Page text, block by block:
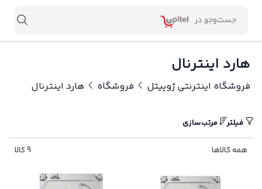
هارد اینترنال
فروشگاه اینترنتی ژوپیتل فروشگاه هارد اینترنال
فیلتر مرتب‌سازی
همه کالاها 9 کالا